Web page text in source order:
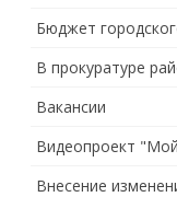
Бюджет
В прокуратуре
Вакансии
Видеопроект
Внесение